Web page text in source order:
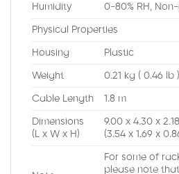
Humidity 0-80% RH,
Physical Properties
Housing Plastic
Weight 0.21 kg ( 0.46 lb )
Cable Length 1.8 m
Dimensions
(L x W x H)
9.00 x 4.30 x
(3.54 x 1.69 x
For some of
please note